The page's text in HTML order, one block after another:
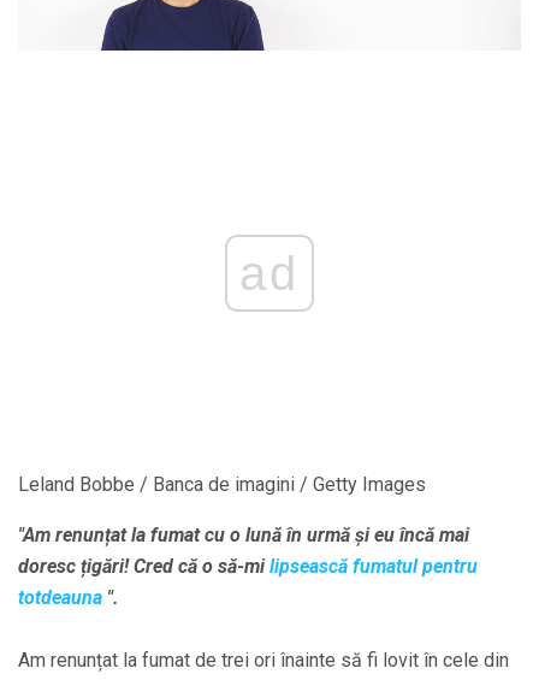
ad
Leland Bobbe / Banca de imagini / Getty Images
"Am renunțat la fumat cu o lună în urmă și eu încă mai
doresc țigări! Cred că o să-milipsească fumatul pentru
totdeauna ".
Am renunțat la fumat de trei ori înainte să fi lovit în cele din